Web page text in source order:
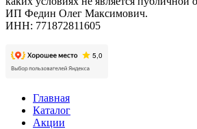
ИП Федин Олег Максимович.
ИНН: 771872811605
Главная
Каталог
Акции